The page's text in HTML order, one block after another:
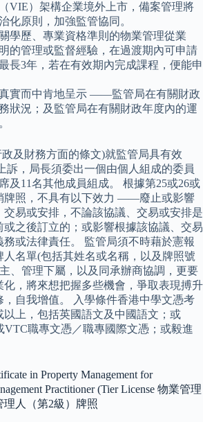
VIE）架構企業境外上市，備案管理將
化原則，加強監管協同。
學歷、專業資格準則的物業管理從業
的管理或監督經驗，在過渡期內可申請
長3年，若在有效期內完成課程，便能申
實而中肯地呈示 ——監管局在有關財政
狀況；及監管局在有關財政年度內的運
及財務方面的條文)就監管局具有效
訴，局長須委出一個由個人組成的委員
及11名其他成員組成。 根據第25或26或
牌照，不具有以下效力 ——廢止或影響
易或安排，不論該協議、交易或安排是
之後訂立的；或影響根據該協議、交易
或法律責任。 監管局須不時藉於憲報
名單(包括其姓名或名稱，以及牌照號
、管理下屬，以及同承辦商協調，更要
化，將來想把握多些機會，爭取表現搏升
自我增值。 入學條件香港中學文憑考
上，包括英國語文及中國語文；或
職專文憑／職專國際文憑；或毅進
in Property Management for
Practitioner (Tier License 物業管理
理人（第2級）牌照